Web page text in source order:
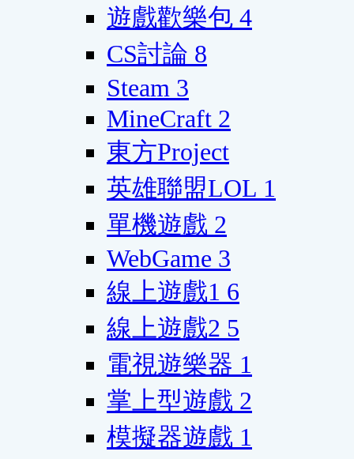
遊戲歡樂包 4
CS討論 8
Steam 3
MineCraft 2
東方Project
英雄聯盟LOL 1
單機遊戲 2
WebGame 3
線上遊戲1 6
線上遊戲2 5
電視遊樂器 1
掌上型遊戲 2
模擬器遊戲 1